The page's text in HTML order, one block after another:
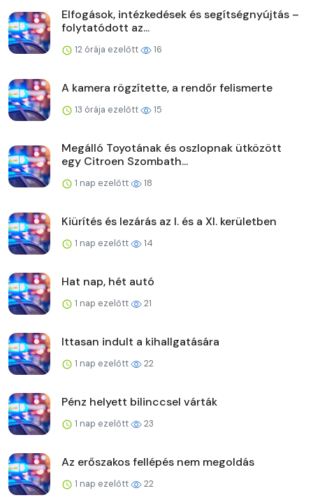
Elfogások, intézkedések és segítségnyújtás –
folytatódott az...
12 órája ezelőtt 16
A kamera rögzítette, a rendőr felismerte
13 órája ezelőtt 15
Megálló Toyotának és oszlopnak ütközött
egy Citroen Szombath...
1 nap ezelőtt 18
Kiürítés és lezárás az I. és a XI. kerületben
1 nap ezelőtt 14
Hat nap, hét autó
1 nap ezelőtt 21
Ittasan indult a kihallgatására
1 nap ezelőtt 22
Pénz helyett bilinccsel várták
1 nap ezelőtt 23
Az erőszakos fellépés nem megoldás
1 nap ezelőtt 22